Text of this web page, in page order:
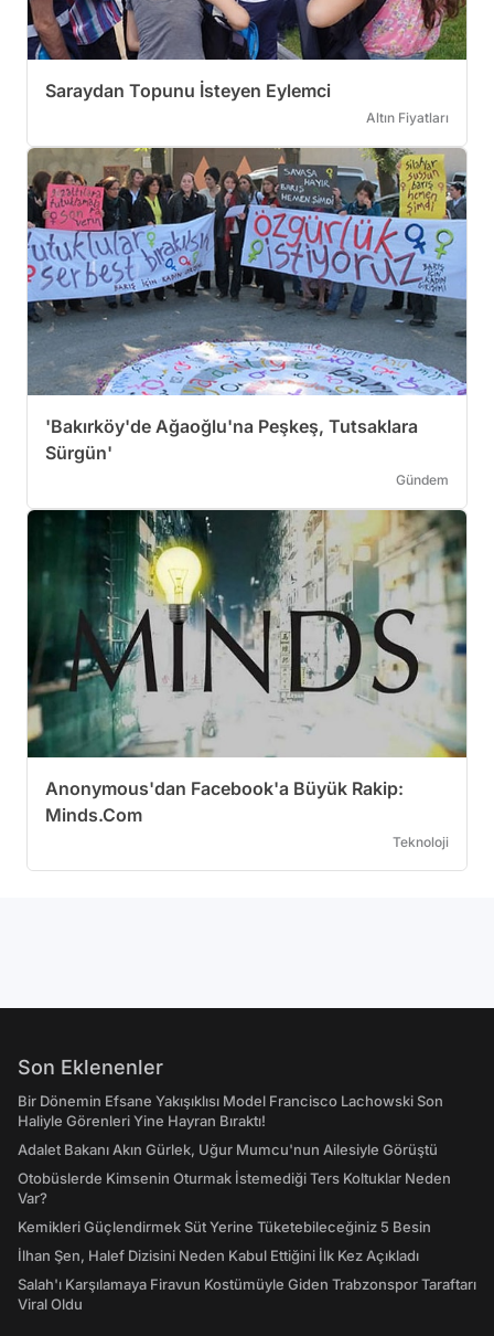
Saraydan Topunu İsteyen Eylemci
Altın Fiyatları
'Bakırköy'de Ağaoğlu'na Peşkeş, Tutsaklara
Sürgün'
Gündem
Anonymous'dan Facebook'a Büyük Rakip:
Minds.Com
Teknoloji
Son Eklenenler
Bir Dönemin Efsane Yakışıklısı Model Francisco Lachowski Son
Haliyle Görenleri Yine Hayran Bıraktı!
Adalet Bakanı Akın Gürlek, Uğur Mumcu'nun Ailesiyle Görüştü
Otobüslerde Kimsenin Oturmak İstemediği Ters Koltuklar Neden
Var?
Kemikleri Güçlendirmek Süt Yerine Tüketebileceğiniz 5 Besin
İlhan Şen, Halef Dizisini Neden Kabul Ettiğini İlk Kez Açıkladı
Salah'ı Karşılamaya Firavun Kostümüyle Giden Trabzonspor Taraftarı
Viral Oldu